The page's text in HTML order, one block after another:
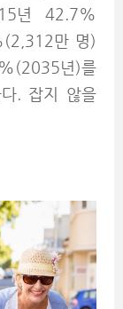
년 42.7%
만 명)
년)를
. 잡지 않을